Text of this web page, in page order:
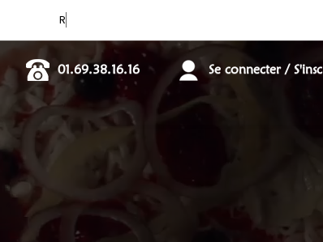
RESTAURANT OUVRE
01.69.38.16.16 Se connecter /